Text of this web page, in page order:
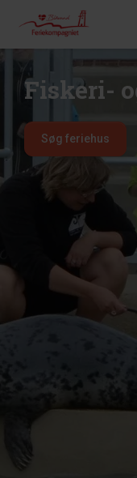
Fiskeri-
Søg feriehus